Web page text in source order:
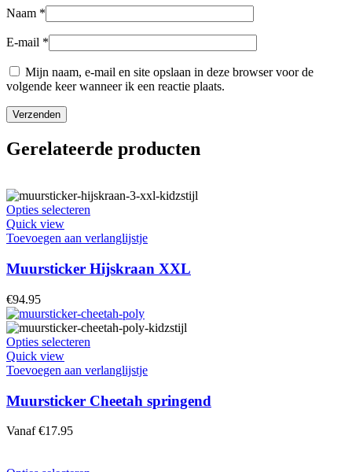
Naam *
E-mail *
Mijn naam, e-mail en site opslaan in deze browser voor de
volgende keer wanneer ik een reactie plaats.
Gerelateerde producten
Opties selecteren
heeft
variaties.
Deze
kan
gekozen
worden
op
de
productpagina
Quick view
Toevoegen aan verlanglijstje
Muursticker Hijskraan XXL
€94.95
Opties selecteren
heeft
variaties.
Deze
Quick view
Toevoegen aan verlanglijstje
Muursticker Cheetah springend
Vanaf €17.95